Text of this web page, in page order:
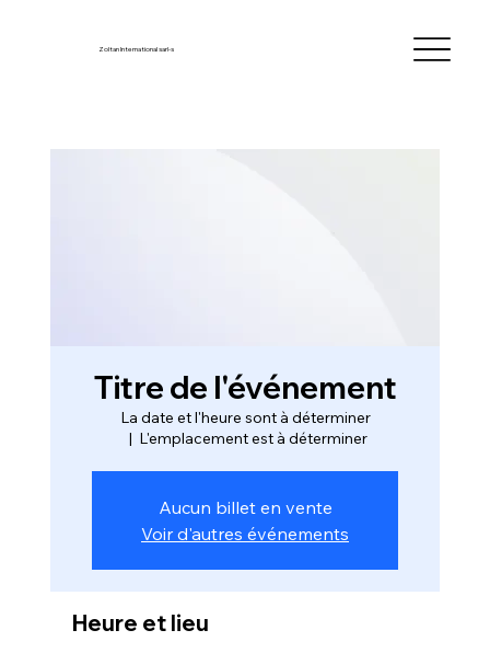
Zoltan International sarl-s
Titre de l'événement
La date et l'heure sont à déterminer
  |
L'emplacement est à déterminer
Aucun billet en vente
Voir d'autres événements
Heure et lieu